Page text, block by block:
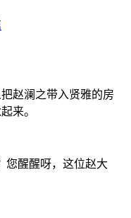
赵澜之带入贤雅的房
来。
醒醒呀，这位赵大